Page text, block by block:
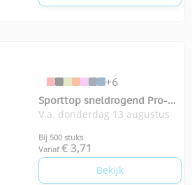
+6
Sporttop sneldrogend Pro-
Act dames
V.a. donderdag 13 augustus
Bij 500 stuks
Vanaf € 3,71
Bekijk